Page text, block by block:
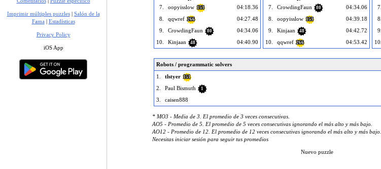
Imprimir múltiples puzzles| Salón de la
Fama | Estadísticas
Privacy Policy
iOS App
7.
oopyisslow 153
04:18.36
8.
qqwref 266
04:27.48
9.
CrowdingFaun 80
04:34.06
10.
Kinjaan 48 04:40.90
7.
CrowdingFaun 80
04:34.06
8.
oopyisslow 153
04:39.18
9.
Kinjaan 48
04:42.72
10.
qqwref 266 04:53.42
7.
8.
9.
10.
Robots / programmatic solvers
1.
tlstyer 151
2.
Paul Bismuth 1
3.
caisen888
* MO3 - Media de 3. El promedio de 3 veces consecutivas.
AO5 - Promedio de 5. El promedio de 5 veces consecutivas ignorando el más alto y más bajo.
AO12 - Promedio de 12. El promedio de 12 veces consecutivas ignorando el más alto y más bajo.
Necesitas iniciar sesión para seguir tus promedios
Nuevo puzzle